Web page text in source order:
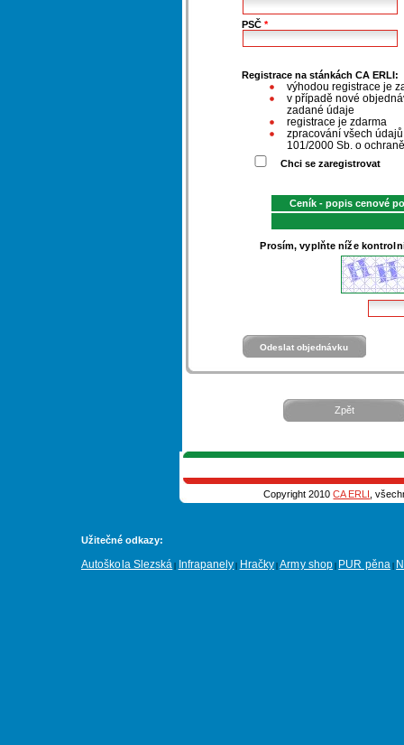
PSČ*
Registrace na stánkách CA ERLI:
výhodou registrace je
v případě nové
zadané údaje
registrace je zdarma
zpracování všech
101/2000 Sb. o
Chci se zaregistrovat
Ceník - popis cenové
Prosím, vyplňte níže
Zpět
Copyright 2010CA ERLI ,
Užitečné odkazy:
Autoškola Slezská Infrapanely Hračky |Army shop PUR pěna|